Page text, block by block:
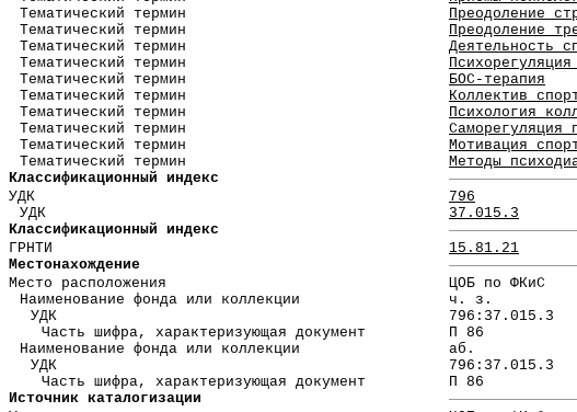
Тематический термин
Преодоление
Тематический термин
Преодоление
Тематический термин
Деятельность
Тематический термин
Тематический термин
БОС-терапия
Тематический термин
Коллектив
Тематический термин
Психология
Тематический термин
Саморегуляция
Тематический термин
Мотивация
Тематический термин
Методы
Классификационный индекс
УДК
796
УДК
37.015.3
Классификационный индекс
ГРНТИ
15.81.21
Местонахождение
Место расположения
ЦОБ по ФКиС
Наименование фонда или коллекции
ч. з.
УДК
796:37.015.3
Часть шифра, характеризующая документ
П 86
Наименование фонда или коллекции
аб.
УДК
796:37.015.3
Часть шифра, характеризующая документ
П 86
Источник каталогизации